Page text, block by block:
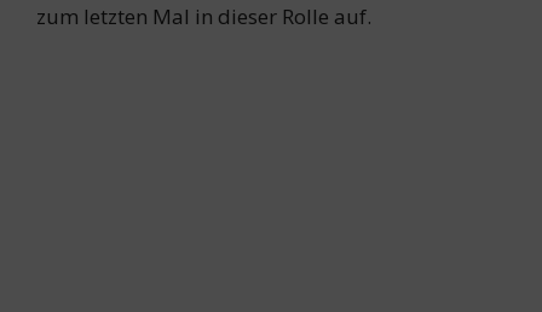
zum letzten Mal in dieser Rolle auf.